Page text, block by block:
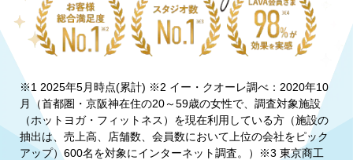
※1 2025年5月時点(累計) ※2 イー・クオーレ調べ：2020年10
月（首都圏・京阪神在住の20～59歳の女性で、調査対象施設
（ホットヨガ・フィットネス）を現在利用している方（施設の
抽出は、売上高、店舗数、会員数において上位の会社をピック
アップ）600名を対象にインターネット調査。）※3 東京商工